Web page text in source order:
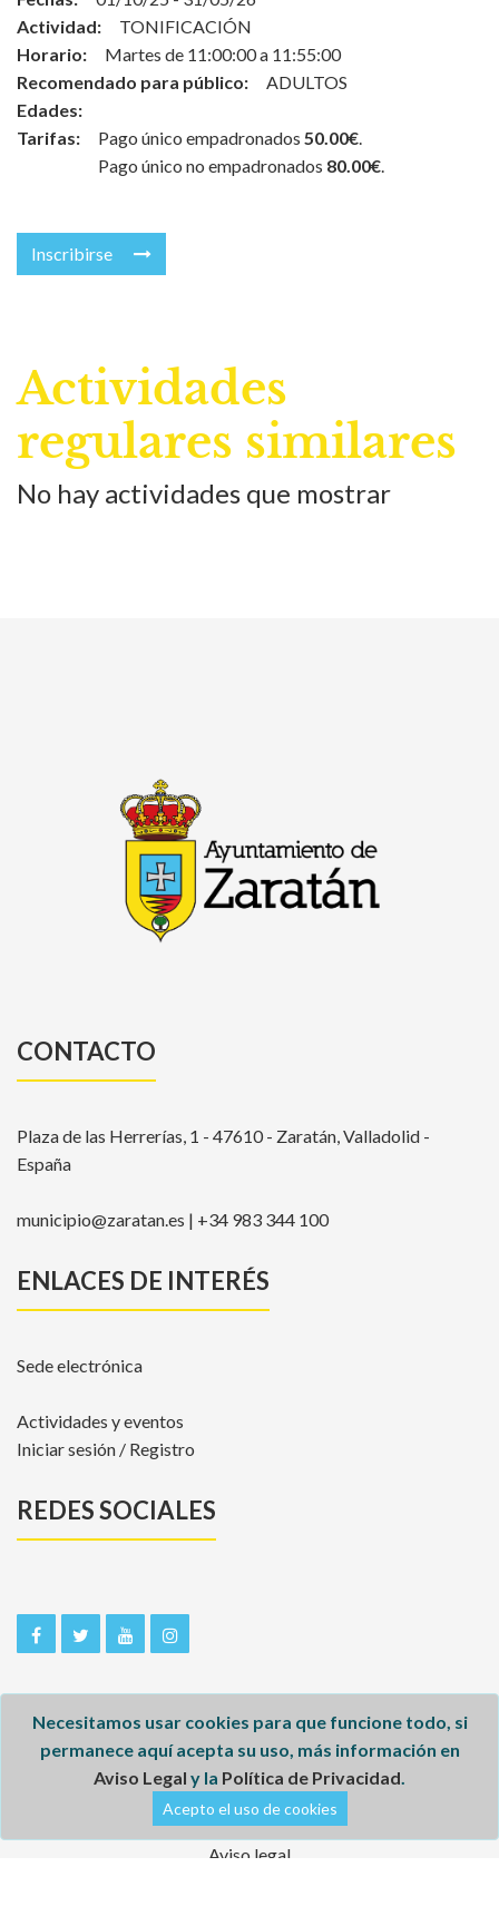
Actividad:
TONIFICACIÓN
Horario:
Martes de 11:00:00 a 11:55:00
Recomendado para público:
ADULTOS
Edades:
Tarifas:
Pago único empadronados 50.00€.
Pago único no empadronados 80.00€.
Inscribirse
Actividades
regulares similares
No hay actividades que mostrar
CONTACTO
Plaza de las Herrerías, 1 - 47610 - Zaratán, Valladolid -
España
municipio@zaratan.es | +34 983 344 100
ENLACES DE INTERÉS
Sede electrónica
Actividades y eventos
Iniciar sesión / Registro
REDES SOCIALES
Inicio
Aviso legal
Necesitamos usar cookies para que funcione todo, si
permanece aquí acepta su uso, más información en
Aviso Legal y la Política de Privacidad.
Acepto el uso de cookies